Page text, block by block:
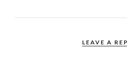
LEAVE A